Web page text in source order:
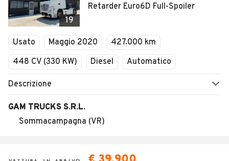
19
Retarder Euro6D Full-Spoiler
Usato Maggio 2020
427.000 km
448 CV (330 KW)
Diesel Automatico
Descrizione
GAM TRUCKS S.R.L.
Sommacampagna (VR)